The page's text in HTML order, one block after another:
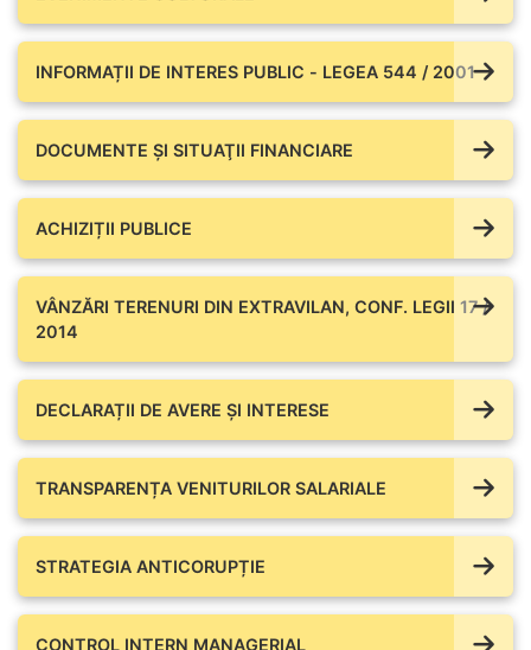
INFORMAȚII DE INTERES PUBLIC - LEGEA 544 / 2001
DOCUMENTE ŞI SITUAŢII FINANCIARE
ACHIZIȚII PUBLICE
VÂNZĂRI TERENURI DIN EXTRAVILAN, CONF. LEGII 17 /
2014
DECLARAȚII DE AVERE ŞI INTERESE
TRANSPARENȚA VENITURILOR SALARIALE
STRATEGIA ANTICORUPȚIE
CONTROL INTERN MANAGERIAL